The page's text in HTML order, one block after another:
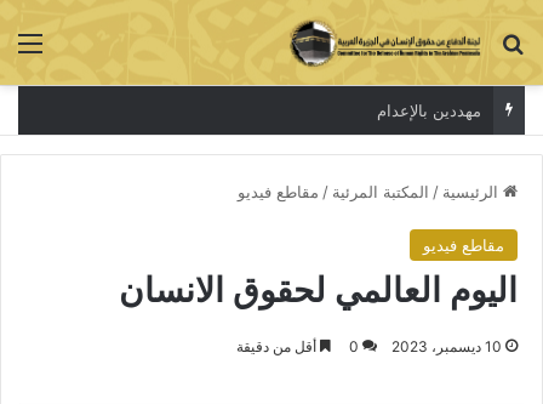
بحث عن
مهددين بالإعدام
الرئيسية / المكتبة المرئية / مقاطع فيديو
مقاطع فيديو
اليوم العالمي لحقوق الانسان
10 ديسمبر، 2023 0 أقل من دقيقة